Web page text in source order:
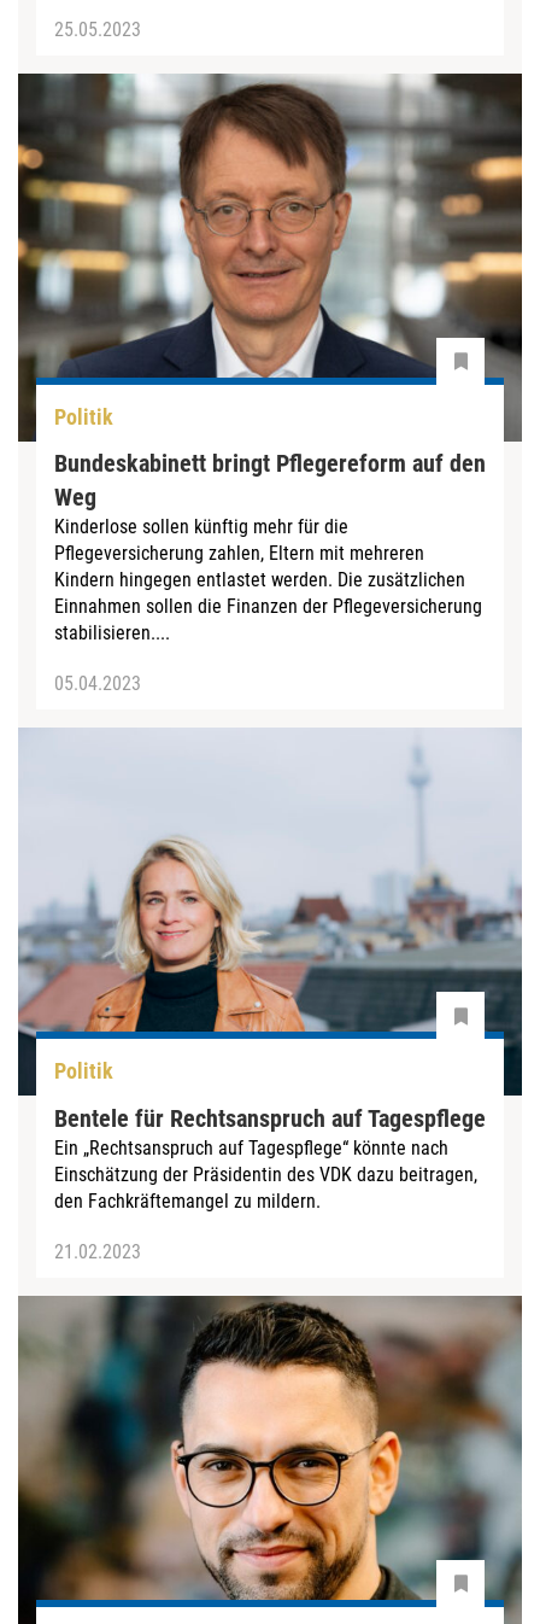
25.05.2023
Politik
Bundeskabinett bringt Pflegereform auf den
Weg
Kinderlose sollen künftig mehr für die
Pflegeversicherung zahlen, Eltern mit mehreren
Kindern hingegen entlastet werden. Die zusätzlichen
Einnahmen sollen die Finanzen der Pflegeversicherung
stabilisieren....
05.04.2023
Politik
Bentele für Rechtsanspruch auf Tagespflege
Ein „Rechtsanspruch auf Tagespflege“ könnte nach
Einschätzung der Präsidentin des VDK dazu beitragen,
den Fachkräftemangel zu mildern.
21.02.2023